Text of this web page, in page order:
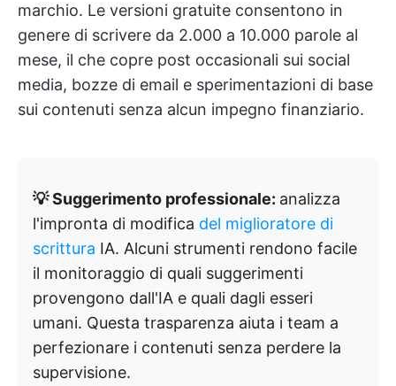
marchio. Le versioni gratuite consentono in
genere di scrivere da 2.000 a 10.000 parole al
mese, il che copre post occasionali sui social
media, bozze di email e sperimentazioni di base
sui contenuti senza alcun impegno finanziario.
💡 Suggerimento professionale: analizza
l'impronta di modifica del miglioratore di
scrittura IA. Alcuni strumenti rendono facile
il monitoraggio di quali suggerimenti
provengono dall'IA e quali dagli esseri
umani. Questa trasparenza aiuta i team a
perfezionare i contenuti senza perdere la
supervisione.